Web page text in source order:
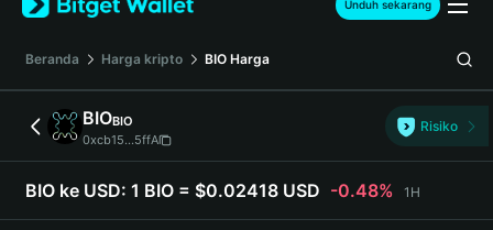
Türkçe
Français
Deutsch
简体中文
繁體中文
Português (Portugal)
Bahasa Indonesia
ภาษาไทย
Unduh sekarang
Beranda Harga kripto BIO Harga
BIOBIO
0xcb15...5ffA
Risiko
BIO ke USD: 1 BIO = $0.02418 USD -0.48% 1H